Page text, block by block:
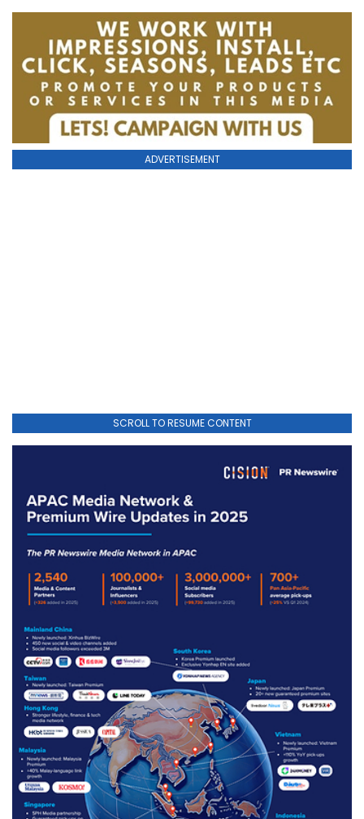
ADVERTISEMENT
SCROLL TO RESUME CONTENT